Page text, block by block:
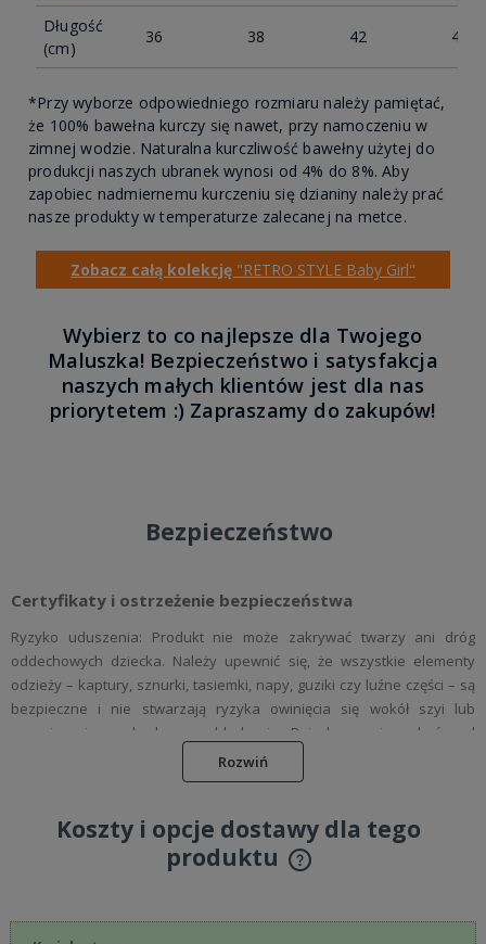
Długość
(cm)
36 38 42 46
*Przy wyborze odpowiedniego rozmiaru należy pamiętać,
że 100% bawełna kurczy się nawet, przy namoczeniu w
zimnej wodzie. Naturalna kurczliwość bawełny użytej do
produkcji naszych ubranek wynosi od 4% do 8%. Aby
zapobiec nadmiernemu kurczeniu się dzianiny należy prać
nasze produkty w temperaturze zalecanej na metce.
Zobacz całą kolekcję "RETRO STYLE Baby Girl"
Wybierz to co najlepsze dla Twojego
Maluszka! Bezpieczeństwo i satysfakcja
naszych małych klientów jest dla nas
priorytetem :) Zapraszamy do zakupów!
Bezpieczeństwo
Certyfikaty i ostrzeżenie bezpieczeństwa
Ryzyko uduszenia: Produkt nie może zakrywać twarzy ani dróg
oddechowych dziecka. Należy upewnić się, że wszystkie elementy
odzieży – kaptury, sznurki, tasiemki, napy, guziki czy luźne części – są
bezpieczne i nie stwarzają ryzyka owinięcia się wokół szyi lub
ograniczenia swobodnego oddychania. Dziecko powinno być pod
stałym nadzorem podczas korzystania z odzieży. Wszelkie luźne
elementy opakowania, folie, etykiety i tasiemki należy natychmiast
Ryzyko alergii: Nasza odzież wykonana jest z materiałów
posiadających certyfikat Oeko-Tex Standard 100, co potwierdza jej
Rozwiń
Koszty i opcje dostawy dla tego
produktu
Cena nie zawiera ewentualnych kosztów płatności